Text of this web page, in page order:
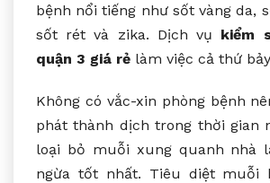
bệnh nổi tiếng như sốt vàng da,
sốt rét và zika. Dịch vụ kiểm
quận 3 giá rẻ làm việc cả thứ
Không có vắc-xin phòng bệnh
phát thành dịch trong thời gian
loại bỏ muỗi xung quanh nhà
ngừa tốt nhất. Tiêu diệt muỗi